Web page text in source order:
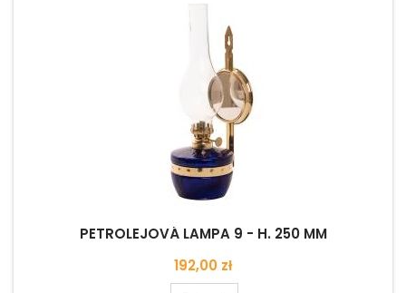
PETROLEJOVÁ LAMPA 9 - H. 250 MM
Cena
192,00 zł